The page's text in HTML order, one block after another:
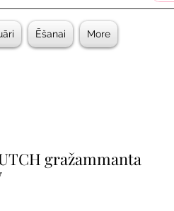
Ēšanai More
gražammanta